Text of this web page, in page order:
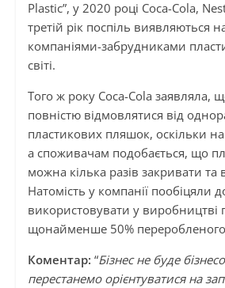
Plastic”, у 2020 році Coca-Cola,
третій рік поспіль виявляються
компаніями-забрудниками
світі.
Того ж року Coca-Cola заявляла,
повністю відмовлятися від
пластикових пляшок, оскільки
а споживачам подобається, що
можна кілька разів закривати та
Натомість у компанії пообіцяли
використовувати у виробництві
щонайменше 50% переробленого
Коментар: “Бізнес не буде
перестанемо орієнтуватися на